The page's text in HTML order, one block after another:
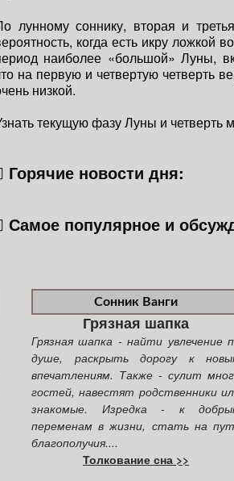
лунному соннику, вторая и
когда есть икру ложкой
наиболее «большой» Луны,
на первую и четвертую четверть
низкой.
текущую фазу Луны и
Горячие новости дня:
Самое популярное и
Сонник Ванги
Грязная шапка
Грязная шапка - найти увлечение
душе, раскрыть дорогу к
впечатлениям. Также - сулит
гостей, навестят родственники
знакомые. Изредка - к
переменам в жизни, стать на
благополучия....
Толкование сна >>